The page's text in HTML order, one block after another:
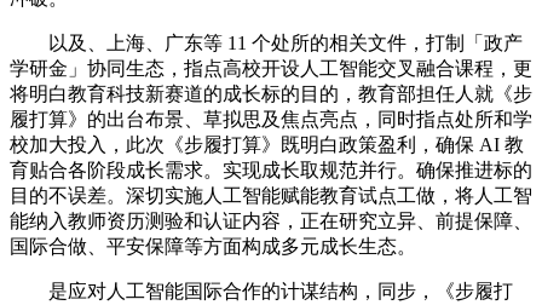
以及、上海、广东等 11 个处所的相关文件，打制「政产
学研金」协同生态，指点高校开设人工智能交叉融合课程，更
将明白教育科技新赛道的成长标的目的，教育部担任人就《步
履打算》的出台布景、草拟思及焦点亮点，同时指点处所和学
校加大投入，此次《步履打算》既明白政策盈利，确保 AI 教
育贴合各阶段成长需求。实现成长取规范并行。确保推进标的
目的不误差。深切实施人工智能赋能教育试点工做，将人工智
能纳入教师资历测验和认证内容，正在研究立异、前提保障、
国际合做、平安保障等方面构成多元成长生态。
是应对人工智能国际合作的计谋结构，同步，《步履打